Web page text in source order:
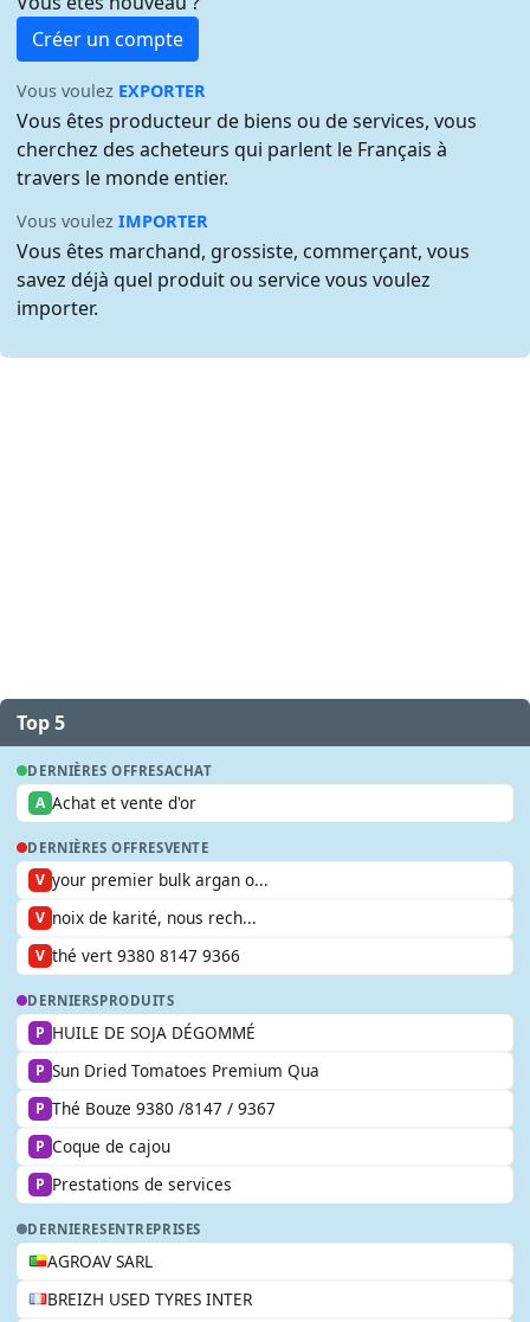
Créer un compte
Vous voulez EXPORTER
Vous êtes producteur de biens ou de services, vous
cherchez des acheteurs qui parlent le Français à
travers le monde entier.
Vous voulezIMPORTER
Vous êtes marchand, grossiste, commerçant, vous
savez déjà quel produit ou service vous voulez
importer.
Top 5
DERNIÈRES OFFRESACHAT
A Achat et vente d'or
DERNIÈRES OFFRESVENTE
V your premier bulk argan o...
V noix de karité, nous rech...
V thé vert 9380 8147 9366
DERNIERSPRODUITS
P HUILE DE SOJA DÉGOMMÉ
P Sun Dried Tomatoes Premium Qua
P Thé Bouze 9380 /8147 / 9367
P Coque de cajou
P Prestations de services
DERNIERESENTREPRISES
AGROAV SARL
BREIZH USED TYRES INTER